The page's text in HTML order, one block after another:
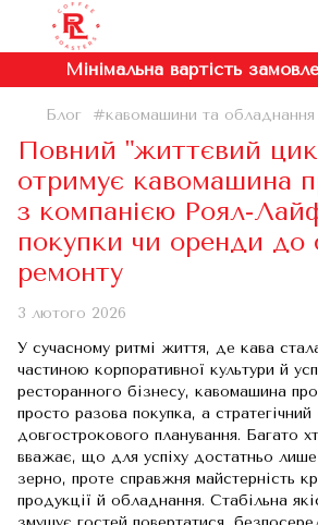
Мінімальна вартість
Блог #кавомашини та обладнання
Повний "життєвий
отримує кавомашина
з компанією Роял-
покупки чи оренди до
ремонту
3 лютого 2026
У сучасному ритмі життя, де кава
частиною корпоративної культури й
ресторанного бізнесу, кавомашина
просто разова покупка, а стратегічний
довгострокового планування. Багато
вважає, що для успіху достатньо лише
зерно, проте справжня майстерність
продукції й обладнання. Стабільна